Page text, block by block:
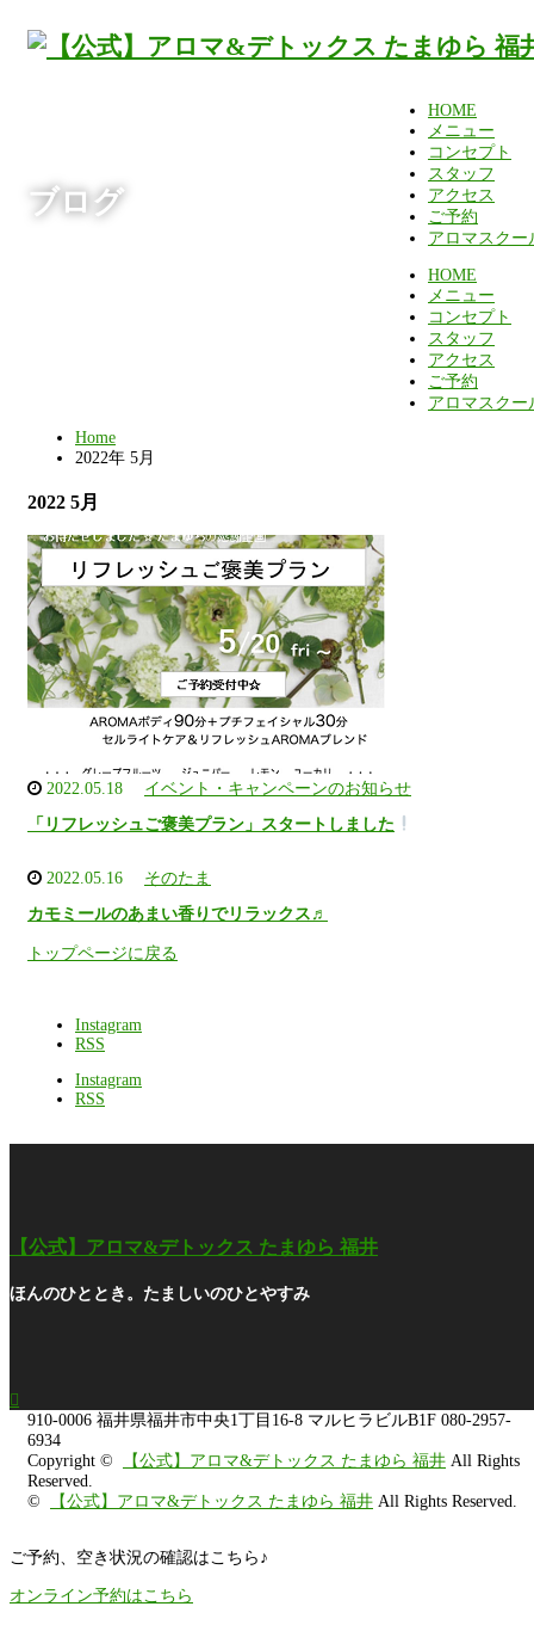
HOME
メニュー
コンセプト
スタッフ
アクセス
ご予約
アロマスクー
HOME
メニュー
コンセプト
スタッフ
アクセス
ご予約
アロマスクー
ブログ
Home
2022年 5月
2022 5月
2022.05.18
イベント・キャンペーンのお知らせ
「リフレッシュご褒美プラン」スタートしました
2022.05.16
そのたま
カモミールのあまい香りでリラックス♬
トップページに戻る
Instagram
RSS
Instagram
RSS
【公式】アロマ&デトックス たまゆら 福井
ほんのひととき。たましいのひとやすみ

910-0006 福井県福井市中央1丁目16-8 マルヒラビルB1F 080-2957-
6934
Copyright ©
【公式】アロマ&デトックス たまゆら 福井 All Rights
Reserved.
©
【公式】アロマ&デトックス たまゆら 福井 All Rights Reserved.
ご予約、空き状況の確認はこちら♪
オンライン予約はこちら